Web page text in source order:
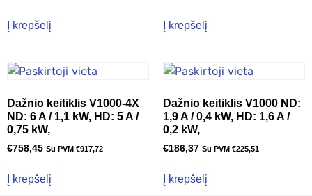
Į krepšelį Į krepšelį
Dažnio keitiklis V1000-4X
ND: 6 A / 1,1 kW, HD: 5 A /
0,75 kW,
€758,45 Su PVM €917,72
Į krepšelį
Dažnio keitiklis V1000 ND:
1,9 A / 0,4 kW, HD: 1,6 A /
0,2 kW,
€186,37 Su PVM €225,51
Į krepšelį